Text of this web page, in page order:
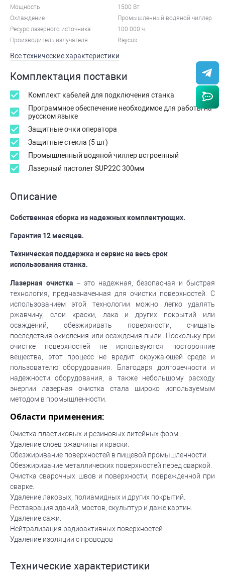
Мощность
1500 Вт
Охлаждение
Промышленный водяной чиллер
Ресурс лазерного источника
100 000 ч.
Производитель излучателя
Raycus
Все технические характеристики
Комплектация поставки
Комплект кабелей для подключения станка
Программное обеспечение необходимое для работы на
русском языке
Защитные очки оператора
Защитные стекла (5 шт)
Промышленный водяной чиллер встроенный
Лазерный пистолет SUP22C 300мм
Описание
Собственная сборка из надежных комплектующих.
Гарантия 12 месяцев.
Техническая поддержка и сервис на весь срок
использования станка.
Лазерная очистка – это надежная, безопасная и быстрая
технология, предназначенная для очистки поверхностей. С
использованием этой технологии можно легко удалять
ржавчину, слои краски, лака и других покрытий или
осаждений, обезжиривать поверхности, счищать
последствия окисления или осаждения пыли. Поскольку при
очистке поверхностей не используются посторонние
вещества, этот процесс не вредит окружающей среде и
пользователю оборудования. Благодаря долговечности и
надежности оборудования, а также небольшому расходу
энергии лазерная очистка стала широко используемым
методом в промышленности.
Области применения:
Очистка пластиковых и резиновых литейных форм.
Удаление слоев ржавчины и краски.
Обезжиривание поверхностей в пищевой промышленности.
Обезжиривание металлических поверхностей перед сваркой.
Очистка сварочных швов и поверхности, поврежденной при
сварке.
Удаление лаковых, полиамидных и других покрытий.
Реставрация зданий, мостов, скульптур и даже картин.
Удаление сажи.
Нейтрализация радиоактивных поверхностей.
Удаление изоляции с проводов
Технические характеристики